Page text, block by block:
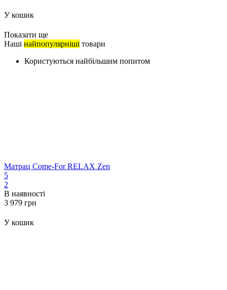
У кошик
Показати ще
Наші найпопулярніші товари
Користуються найбільшим попитом
Матрац Come-For RELAX Zen
5
2
В наявності
‍3 979‍ грн
У кошик